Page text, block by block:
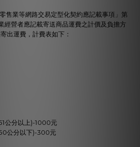
售業等網路交易定型化契約應記載事項」第
經營者應記載寄送商品運費之計價及負擔方
出運費，計費表如下：
公分以上)-1000元
公分以下)-300元